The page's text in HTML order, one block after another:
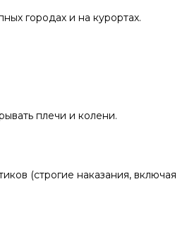
городах и на курортах.
плечи и колени.
(строгие наказания, включая